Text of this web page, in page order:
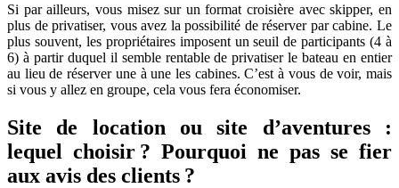
Si par ailleurs, vous misez sur un format croisière avec skipper, en
plus de privatiser, vous avez la possibilité de réserver par cabine. Le
plus souvent, les propriétaires imposent un seuil de participants (4 à
6) à partir duquel il semble rentable de privatiser le bateau en entier
au lieu de réserver une à une les cabines. C’est à vous de voir, mais
si vous y allez en groupe, cela vous fera économiser.
Site de location ou site d’aventures :
lequel choisir ? Pourquoi ne pas se fier
aux avis des clients ?